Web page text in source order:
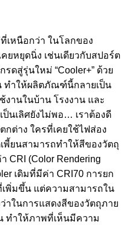
เหนือกว่า ในโลกของ
ยหยุดนิ่ง เช่นเดียวกับสปอร์ต
รดสู่รุ่นใหม่ “Cooler+” ด้วย
ทำให้ผลิตภัณฑ์นี้กลายเป็น
งานในบ้าน โรงงาน และ
นเลิศยังไม่พอ… เราต้องดี
กต่าง ใครที่เคยใช้ไฟส่อง
พี้ยนสามารถทำให้สีของวัตถุ
CRI (Color Rendering
เดิมที่มีค่า CRI70 การยก
เพิ่มขึ้น แต่ความสามารถใน
าในการแสดงสีของวัตถุภาย
ทำให้ภาพที่เห็นมีความ